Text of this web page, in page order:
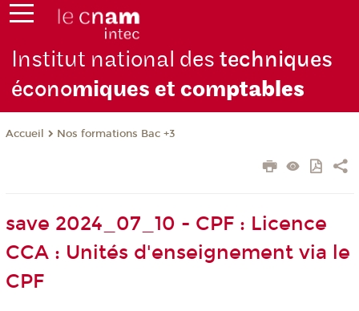
Institut national destechniques
économiques et comptables
Accueil Nos formations Bac +3
save 2024_07_10 - CPF : Licence
CCA : Unités d'enseignement via le
CPF